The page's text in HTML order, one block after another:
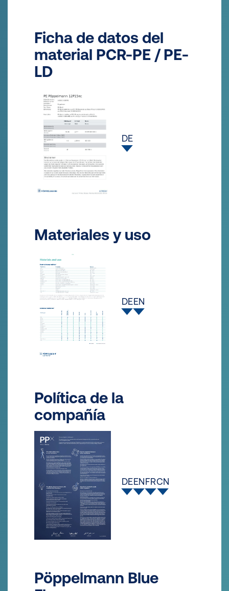
Ficha de datos del
material PCR-PE / PE-
LD
DE
Materiales y uso
DEEN
Política de la
compañía
DEENFRCN
Pöppelmann Blue